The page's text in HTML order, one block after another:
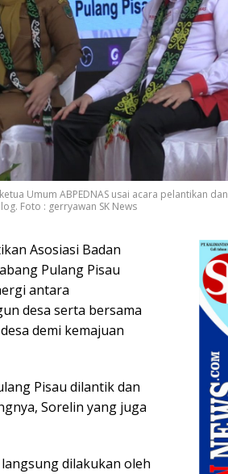
Umum ABPEDNAS usai acara pelantikan dan
Foto : gerryawan SK News
Asosiasi Badan
Pulang Pisau
antara
desa serta bersama
demi kemajuan
Pisau dilantik dan
Sorelin yang juga
dilakukan oleh